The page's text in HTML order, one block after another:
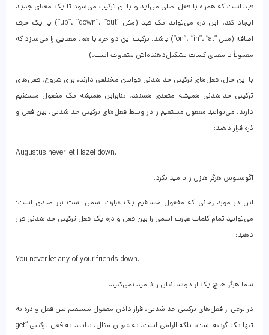
قید است که همراه با فعل اصلی می‌آید و با آن ترکیب می‌شود تا یک معنای جدید
ایجاد کند. این ذره می‌تواند یک قید (مثل “up”، “down”، “out”) یا یک حرف
اضافه (مثل “on”، “in”، “at”) باشد. ترکیب این دو جزء با هم، معنایی را می‌سازد که
معمولاً با معنای کلمات تشکیل‌دهنده‌اش متفاوت است.)
با این حال، فعل‌های ترکیبی جداشدنی قوانین مختلفی دارند. برای شروع، فعل‌های
ترکیبی جداشدنی همیشه متعدی هستند، بنابراین همیشه یک مفعول مستقیم
دارند. می‌توانید مفعول مستقیم را در وسط فعل‌های ترکیبی جداشدنی، بین فعل و
ذره قرار دهید:
Augustus never let Hazel down.
آگوستوس هرگز هازل را ناامید نکرد.
این در مورد زمانی که مفعول مستقیم یک عبارت اسمی است نیز صادق است؛
می‌توانید تمام کلمات عبارت اسمی را بین فعل و ذره یک فعل ترکیبی جداشدنی قرار
دهید:
You never let any of your friends down.
شما هرگز هیچ یک از دوستانتان را ناامید نمی‌کنید.
در برخی از فعل‌های ترکیبی جداشدنی، قرار دادن مفعول مستقیم بین فعل و ذره نه
تنها یک گزینه است، بلکه الزامی است. به عنوان مثال، بیایید به فعل ترکیبی “get